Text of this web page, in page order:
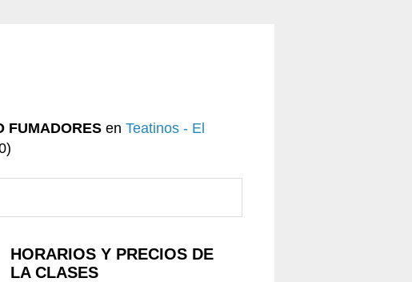
FUMADORES en Teatinos - El
HORARIOS Y PRECIOS DE
LA CLASES